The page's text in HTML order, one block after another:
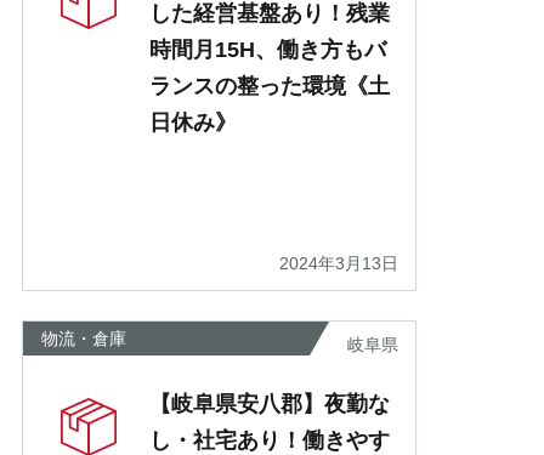
した経営基盤あり！残業
時間月15H、働き方もバ
ランスの整った環境《土
日休み》
2024年3月13日
物流・倉庫 岐阜県
【岐阜県安八郡】夜勤な
し・社宅あり！働きやす